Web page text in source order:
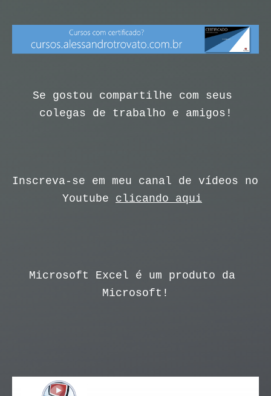
Se gostou compartilhe com seus
colegas de trabalho e amigos!
Inscreva-se em meu canal de vídeos no
Youtube clicando aqui
Microsoft Excel é um produto da
Microsoft!